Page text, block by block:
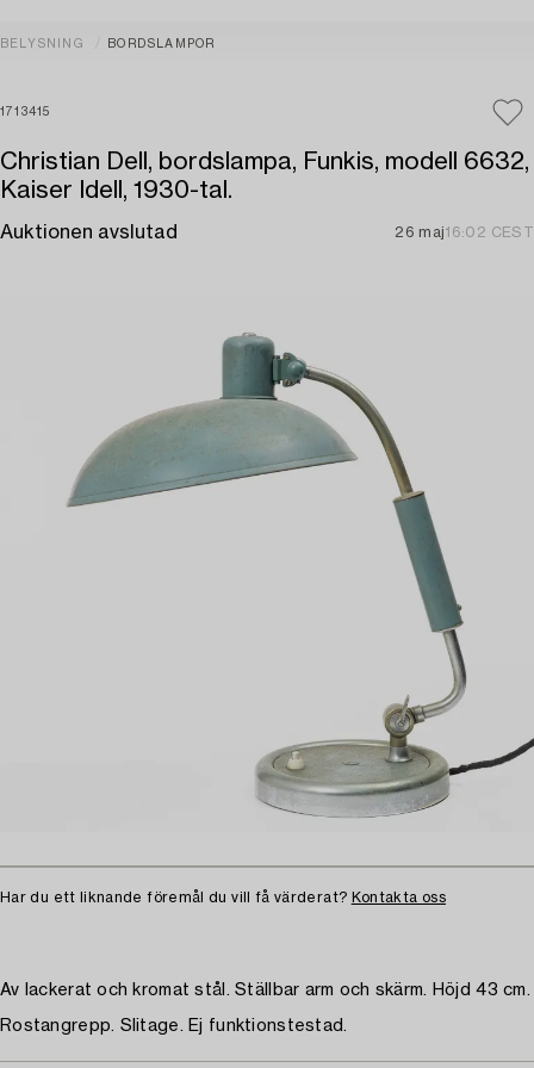
BELYSNING BORDSLAMPOR
1713415
Christian Dell, bordslampa, Funkis, modell 6632,
Kaiser Idell, 1930-tal.
Auktionen avslutad 26 maj16:02 CEST
Har du ett liknande föremål du vill få värderat? Kontakta oss
Av lackerat och kromat stål. Ställbar arm och skärm. Höjd 43 cm.
Rostangrepp. Slitage. Ej funktionstestad.